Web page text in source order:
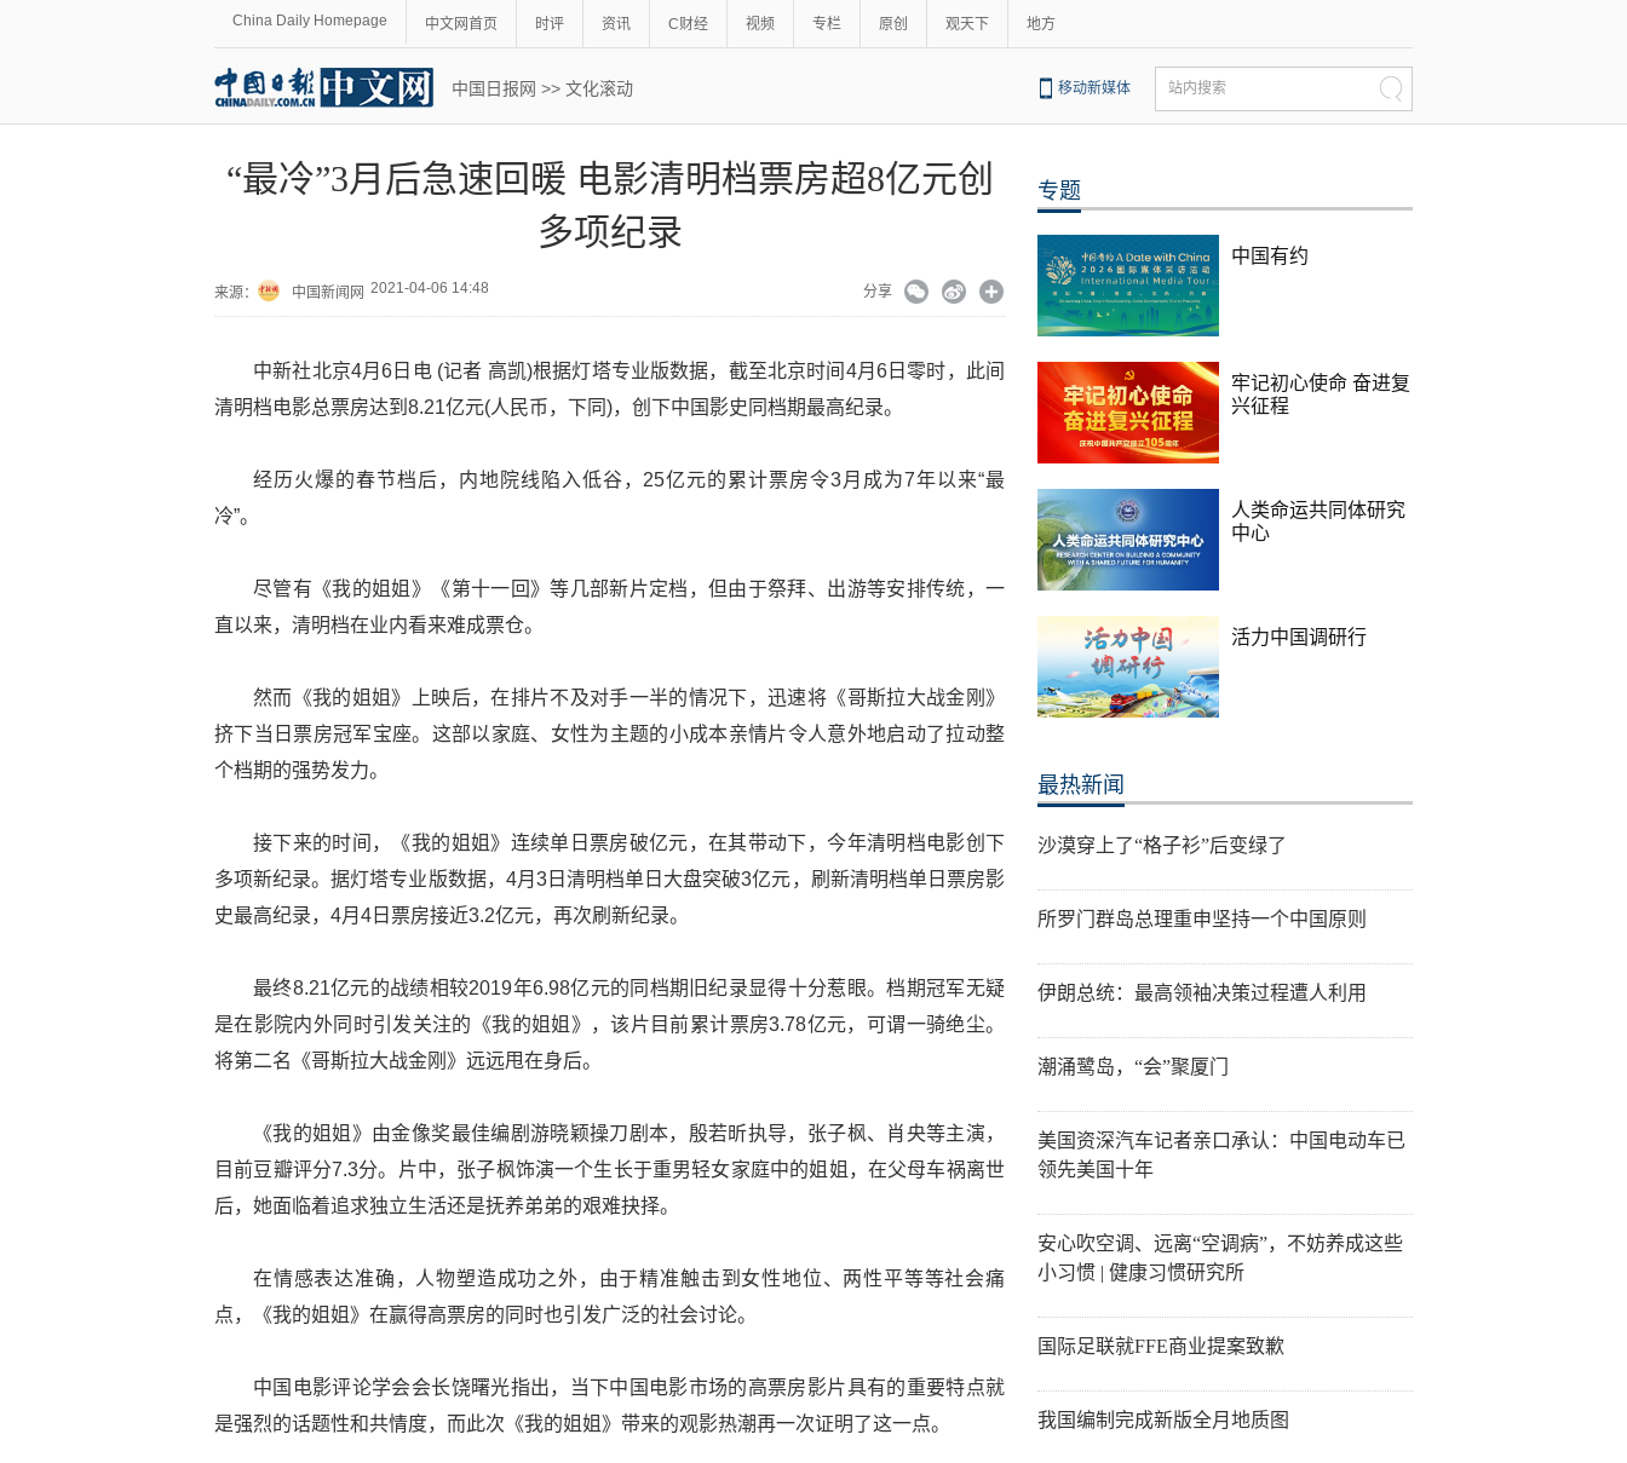
China Daily Homepage 中文网首页 时评 资讯 C财经 视频 专栏 原创 观天下 地方
中国日报网 >> 文化滚动 移动新媒体 站内搜索
“最冷”3月后急速回暖 电影清明档票房超8亿元创
多项纪录
来源： 中国新闻网 2021-04-06 14:48 分享
中新社北京4月6日电 (记者 高凯)根据灯塔专业版数据，截至北京时间4月6日零时，此间
清明档电影总票房达到8.21亿元(人民币，下同)，创下中国影史同档期最高纪录。
经历火爆的春节档后，内地院线陷入低谷，25亿元的累计票房令3月成为7年以来“最
冷”。
尽管有《我的姐姐》《第十一回》等几部新片定档，但由于祭拜、出游等安排传统，一
直以来，清明档在业内看来难成票仓。
然而《我的姐姐》上映后，在排片不及对手一半的情况下，迅速将《哥斯拉大战金刚》
挤下当日票房冠军宝座。这部以家庭、女性为主题的小成本亲情片令人意外地启动了拉动整
个档期的强势发力。
接下来的时间，《我的姐姐》连续单日票房破亿元，在其带动下，今年清明档电影创下
多项新纪录。据灯塔专业版数据，4月3日清明档单日大盘突破3亿元，刷新清明档单日票房影
史最高纪录，4月4日票房接近3.2亿元，再次刷新纪录。
最终8.21亿元的战绩相较2019年6.98亿元的同档期旧纪录显得十分惹眼。档期冠军无疑
是在影院内外同时引发关注的《我的姐姐》，该片目前累计票房3.78亿元，可谓一骑绝尘。
将第二名《哥斯拉大战金刚》远远甩在身后。
《我的姐姐》由金像奖最佳编剧游晓颖操刀剧本，殷若昕执导，张子枫、肖央等主演，
目前豆瓣评分7.3分。片中，张子枫饰演一个生长于重男轻女家庭中的姐姐，在父母车祸离世
后，她面临着追求独立生活还是抚养弟弟的艰难抉择。
在情感表达准确，人物塑造成功之外，由于精准触击到女性地位、两性平等等社会痛
点，《我的姐姐》在赢得高票房的同时也引发广泛的社会讨论。
中国电影评论学会会长饶曙光指出，当下中国电影市场的高票房影片具有的重要特点就
是强烈的话题性和共情度，而此次《我的姐姐》带来的观影热潮再一次证明了这一点。
专题
中国有约
牢记初心使命 奋进复
兴征程
人类命运共同体研究
中心
活力中国调研行
最热新闻
沙漠穿上了“格子衫”后变绿了
所罗门群岛总理重申坚持一个中国原则
伊朗总统：最高领袖决策过程遭人利用
潮涌鹭岛，“会”聚厦门
美国资深汽车记者亲口承认：中国电动车已
领先美国十年
安心吹空调、远离“空调病”，不妨养成这些
小习惯 | 健康习惯研究所
国际足联就FFE商业提案致歉
我国编制完成新版全月地质图